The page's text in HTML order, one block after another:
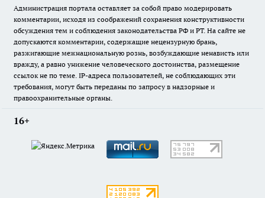
Администрация портала оставляет за собой право модерировать
комментарии, исходя из соображений сохранения конструктивности
обсуждения тем и соблюдения законодательства РФ и РТ. На сайте не
допускаются комментарии, содержащие нецензурную брань,
разжигающие межнациональную рознь, возбуждающие ненависть или
вражду, а равно унижение человеческого достоинства, размещение
ссылок не по теме. IP-адреса пользователей, не соблюдающих эти
требования, могут быть переданы по запросу в надзорные и
правоохранительные органы.
16+